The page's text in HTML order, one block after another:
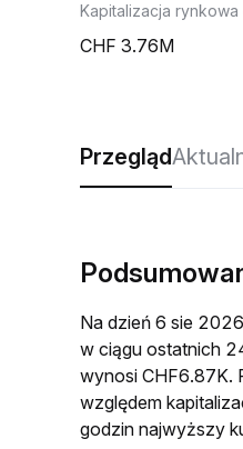
Kapitalizacja rynkowa
3.76M
Przegląd
Na dzień 6 sie
w ciągu ostatnich
wynosi CHF6.87K.
względem
godzin najwyższy